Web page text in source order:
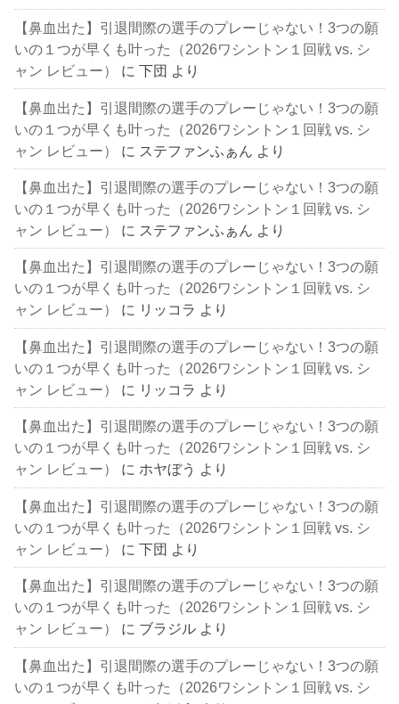
【鼻血出た】引退間際の選手のプレーじゃない！3つの願
いの１つが早くも叶った（2026ワシントン１回戦 vs. シ
ャン レビュー）
に下団 より
【鼻血出た】引退間際の選手のプレーじゃない！3つの願
いの１つが早くも叶った（2026ワシントン１回戦 vs. シ
ャン レビュー）
に ステファンふぁん より
【鼻血出た】引退間際の選手のプレーじゃない！3つの願
いの１つが早くも叶った（2026ワシントン１回戦 vs. シ
ャン レビュー）
に ステファンふぁん より
【鼻血出た】引退間際の選手のプレーじゃない！3つの願
いの１つが早くも叶った（2026ワシントン１回戦 vs. シ
ャン レビュー）
に リッコラ より
【鼻血出た】引退間際の選手のプレーじゃない！3つの願
いの１つが早くも叶った（2026ワシントン１回戦 vs. シ
ャン レビュー）
に リッコラ より
【鼻血出た】引退間際の選手のプレーじゃない！3つの願
いの１つが早くも叶った（2026ワシントン１回戦 vs. シ
ャン レビュー）
に ホヤぼう より
【鼻血出た】引退間際の選手のプレーじゃない！3つの願
いの１つが早くも叶った（2026ワシントン１回戦 vs. シ
ャン レビュー）
に下団 より
【鼻血出た】引退間際の選手のプレーじゃない！3つの願
いの１つが早くも叶った（2026ワシントン１回戦 vs. シ
ャン レビュー）
に ブラジル より
【鼻血出た】引退間際の選手のプレーじゃない！3つの願
いの１つが早くも叶った（2026ワシントン１回戦 vs. シ